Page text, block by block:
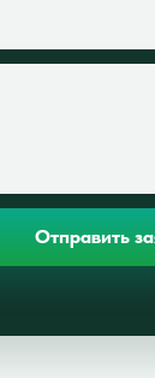
Отправить